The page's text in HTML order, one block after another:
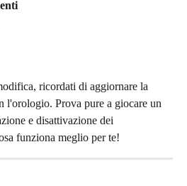
ricordati di aggiornare la
l'orologio. Prova pure a giocare un
e disattivazione dei
funziona meglio per te!